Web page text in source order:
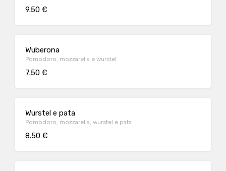
9.50 €
Wuberona
Pomodoro, mozzarella e wurstel
7.50 €
Wurstel e pata
Pomodoro, mozzarella, wurstel e pata
8.50 €